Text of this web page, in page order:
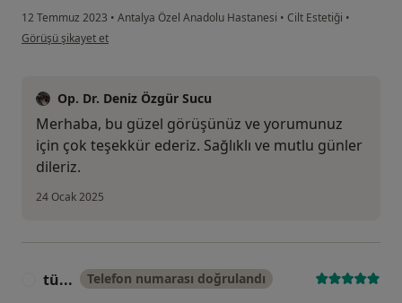
12 Temmuz 2023 • Antalya Özel Anadolu Hastanesi • Cilt Estetiği •
kullanıcının görüşüne göre Hasta
Görüşü şikayet et
Op. Dr. Deniz Özgür Sucu
Merhaba, bu güzel görüşünüz ve yorumunuz
için çok teşekkür ederiz. Sağlıklı ve mutlu günler
dileriz.
24 Ocak 2025
tü... Telefon numarası doğrulandı